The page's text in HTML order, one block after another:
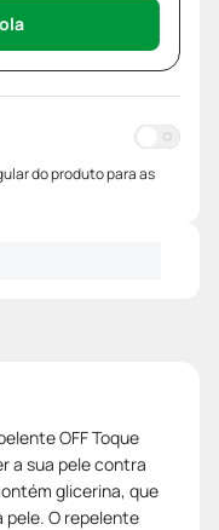
do produto para as
OFF Toque
a sua pele contra
glicerina, que
pele. O repelente